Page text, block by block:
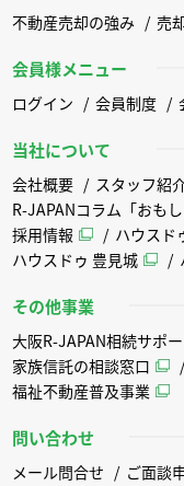
不動産売却の強み 売
会員様メニュー
ログイン 会員制度
当社について
会社概要 スタッフ紹
R-JAPANコラム「おもし
採用情報
ハウスド
ハウスドゥ 豊見城
その他事業
大阪R-JAPAN相続サポ
家族信託の相談窓口
福祉不動産普及事業
問い合わせ
メール問合せ ご面談